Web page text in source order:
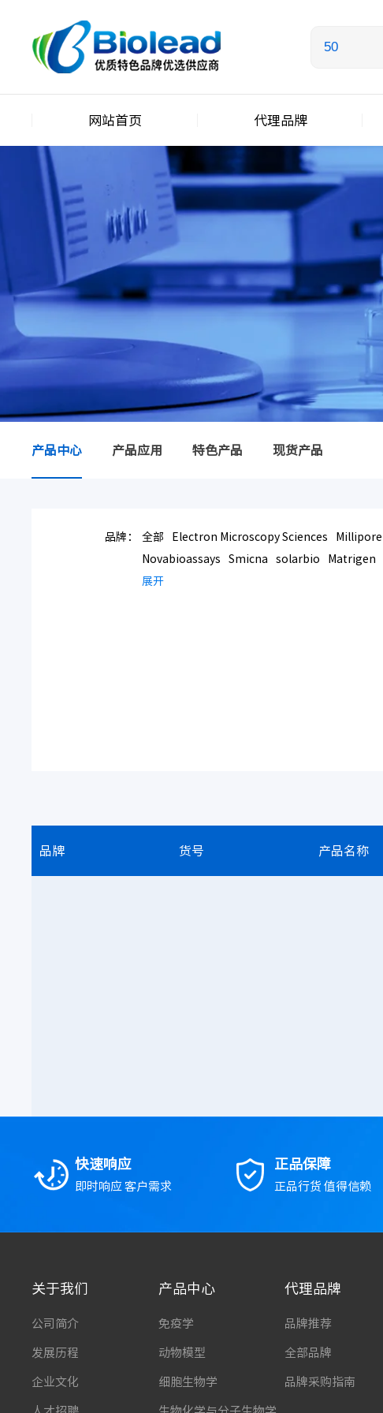
网站首页 代理品牌
产品中心 产品应用 特色产品 现货产品
品牌： 全部 Electron Microscopy Sciences Millipore
Novabioassays
Smicna solarbio Matrigen
展开
品牌 货号 产品名称
快速响应
即时响应 客户需求
正品保障
正品行货 值得信赖
关于我们
公司简介
发展历程
企业文化
产品中心
免疫学
动物模型
细胞生物学
代理品牌
品牌推荐
全部品牌
品牌采购指南